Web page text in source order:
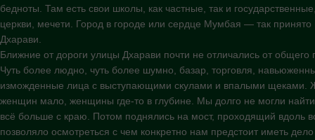
бедноты. Там есть свои школы, как частные, так и
церкви, мечети. Город в городе или сердце Мумбая — так
Дхарави.
Ближние от дороги улицы Дхарави почти не отличались от общего
Чуть более людно, чуть более шумно, базар, торговля,
изможденные лица с выступающими скулами и впалыми щеками.
женщин мало, женщины где-то в глубине. Мы долго не могли
всё больше с краю. Потом поднялись на мост, проходящий вдоль
позволяло осмотреться с чем конкретно нам предстоит иметь